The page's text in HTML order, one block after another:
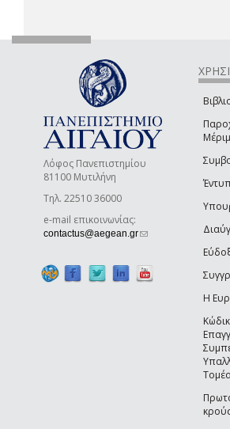
Λόφος Πανεπιστημίου
81100 Μυτιλήνη
Τηλ. 22510 36000
e-mail επικοινωνίας:
contactus@aegean.gr(link sends e-mail)
Η